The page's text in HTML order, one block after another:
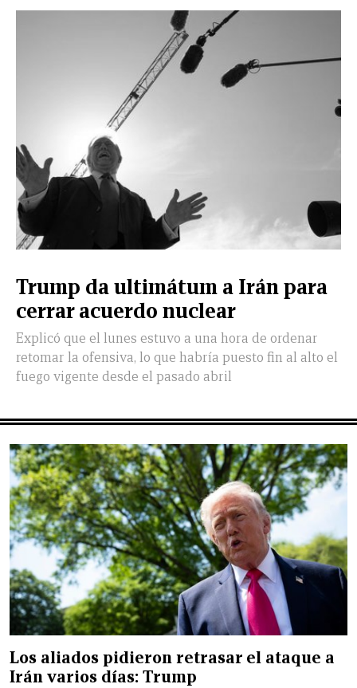
Trump da ultimátum a Irán para
cerrar acuerdo nuclear
Explicó que el lunes estuvo a una hora de ordenar
retomar la ofensiva, lo que habría puesto fin al alto el
fuego vigente desde el pasado abril
Los aliados pidieron retrasar el ataque a
Irán varios días: Trump